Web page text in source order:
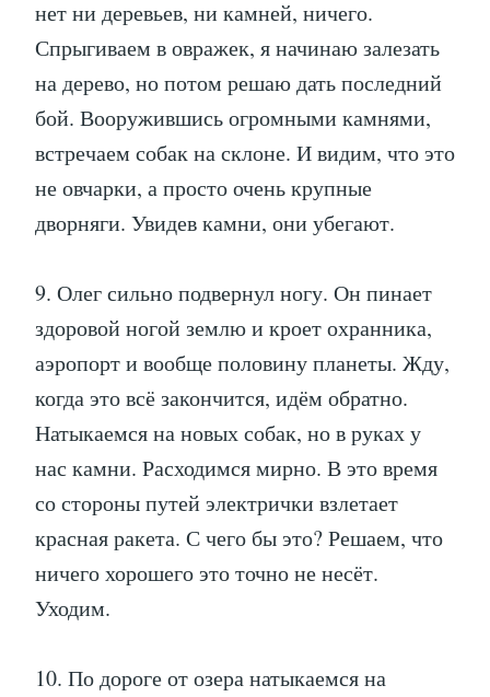
нет ни деревьев, ни камней, ничего.
Спрыгиваем в овражек, я начинаю залезать
на дерево, но потом решаю дать последний
бой. Вооружившись огромными камнями,
встречаем собак на склоне. И видим, что это
не овчарки, а просто очень крупные
дворняги. Увидев камни, они убегают.
9. Олег сильно подвернул ногу. Он пинает
здоровой ногой землю и кроет охранника,
аэропорт и вообще половину планеты. Жду,
когда это всё закончится, идём обратно.
Натыкаемся на новых собак, но в руках у
нас камни. Расходимся мирно. В это время
со стороны путей электрички взлетает
красная ракета. С чего бы это? Решаем, что
ничего хорошего это точно не несёт.
Уходим.
10. По дороге от озера натыкаемся на